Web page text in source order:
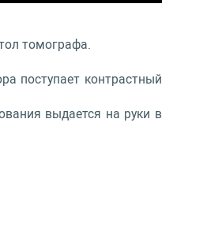
томографа.
поступает контрастный
выдается на руки в